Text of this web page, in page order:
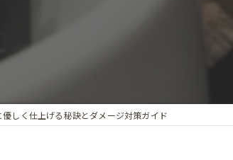
しく仕上げる秘訣とダメージ対策ガイド